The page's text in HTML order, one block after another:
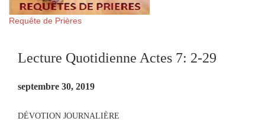
Requête de Prières
Lecture Quotidienne Actes 7: 2-29
septembre 30, 2019
DÉVOTION JOURNALIÈRE